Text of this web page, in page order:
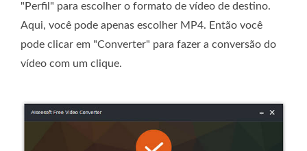
"Perfil" para escolher o formato de vídeo de destino.
Aqui, você pode apenas escolher MP4. Então você
pode clicar em "Converter" para fazer a conversão do
vídeo com um clique.